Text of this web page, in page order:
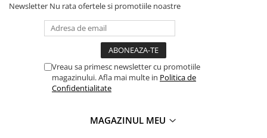
Direct-On-Line Starters
Relee termice
Cleme sir
Accesorii cleme
Newsletter Nu rata ofertele si promotiile noastre
Vreau sa primesc newsletter cu promotiile
magazinului. Afla mai multe in Politica de
Confidentialitate
MAGAZINUL MEU